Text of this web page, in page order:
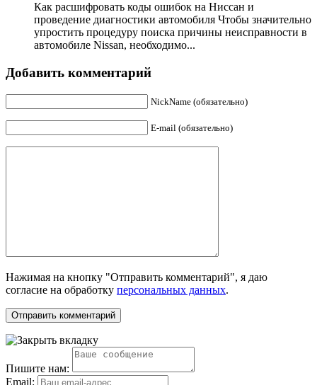
Как расшифровать коды ошибок на Ниссан и
проведение диагностики автомобиля Чтобы значительно
упростить процедуру поиска причины неисправности в
автомобиле Nissan, необходимо...
Добавить комментарий
NickName (обязательно)
E-mail (обязательно)
Нажимая на кнопку "Отправить комментарий", я даю
согласие на обработку персональных данных.
Пишите нам:
Email: